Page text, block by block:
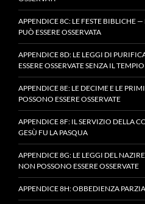
APPENDICE 8C: LE FESTE BIBLICHE
PUÒ ESSERE OSSERVATA
APPENDICE 8D: LE LEGGI DI
ESSERE OSSERVATE SENZA IL TEMPIO
APPENDICE 8E: LE DECIME E LE
POSSONO ESSERE OSSERVATE
APPENDICE 8F: IL SERVIZIO DELLA
GESÙ FU LA PASQUA
APPENDICE 8G: LE LEGGI DEL
NON POSSONO ESSERE OSSERVATE
APPENDICE 8H: OBBEDIENZA